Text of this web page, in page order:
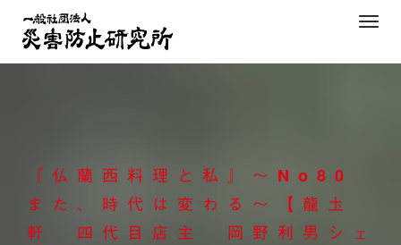
content
T
g
『仏蘭西料理と私』～No80
また、時代は変わる～【龍圡
軒 四代目店主 岡野利男シェ